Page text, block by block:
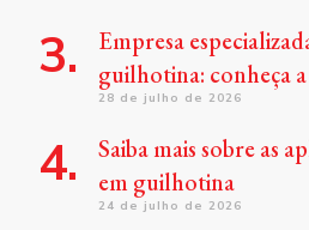
Empresa
guilhotina: conheça
28 de julho de 2026
Saiba mais sobre as
em guilhotina
24 de julho de 2026